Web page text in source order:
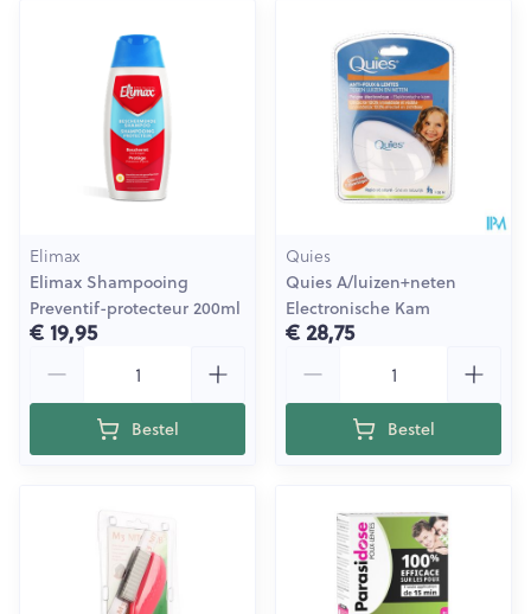
Elimax
Elimax Shampooing
Preventif-protecteur 200ml
€ 19,95
Bestel
Quies
Quies A/luizen+neten
Electronische Kam
€ 28,75
Bestel